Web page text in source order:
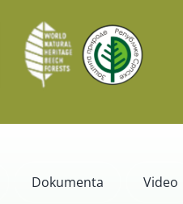
Dokumenta Video